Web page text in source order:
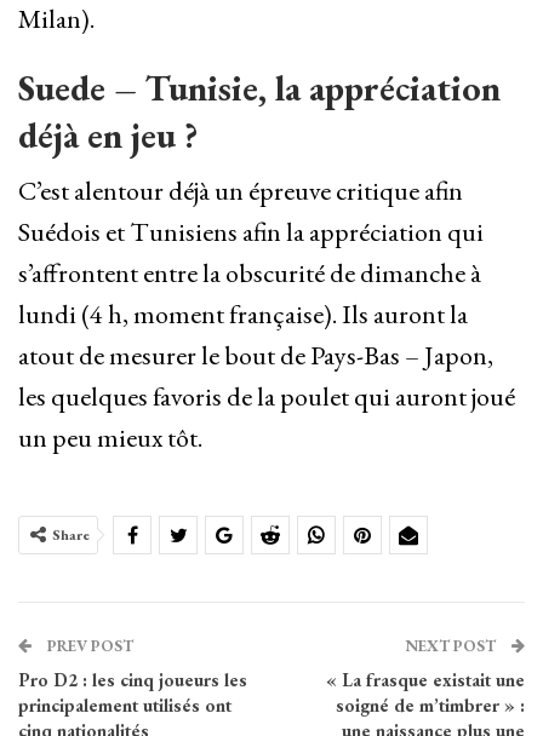
Milan).
Suede – Tunisie, la appréciation
déjà en jeu ?
C’est alentour déjà un épreuve critique afin
Suédois et Tunisiens afin la appréciation qui
s’affrontent entre la obscurité de dimanche à
lundi (4 h, moment française). Ils auront la
atout de mesurer le bout de Pays-Bas – Japon,
les quelques favoris de la poulet qui auront joué
un peu mieux tôt.
Share
PREV POST
Pro D2 : les cinq joueurs les
principalement utilisés ont
cinq nationalités
NEXT POST
« La frasque existait une
soigné de m’timbrer » :
une naissance plus une